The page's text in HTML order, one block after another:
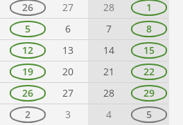
26 27 28
1
5 6 7
8
12 13 14
15
19 20 21
22
26 27 28
29
2 3 4 5